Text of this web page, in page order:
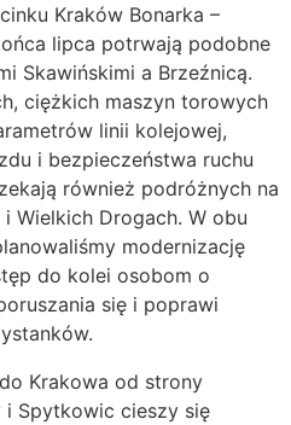
Kraków Bonarka –
lipca potrwają podobne
Skawińskimi a Brzeźnicą.
ciężkich maszyn torowych
linii kolejowej,
i bezpieczeństwa ruchu
również podróżnych na
Wielkich Drogach. W obu
modernizację
do kolei osobom o
się i poprawi
Krakowa od strony
i Spytkowic cieszy się